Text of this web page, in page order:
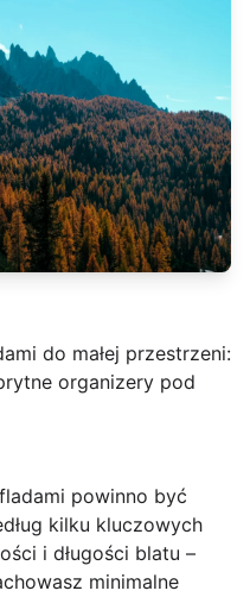
do małej przestrzeni:
organizery pod
powinno być
kilku kluczowych
i długości blatu –
minimalne